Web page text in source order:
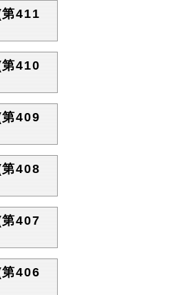
411
410
409
408
407
406